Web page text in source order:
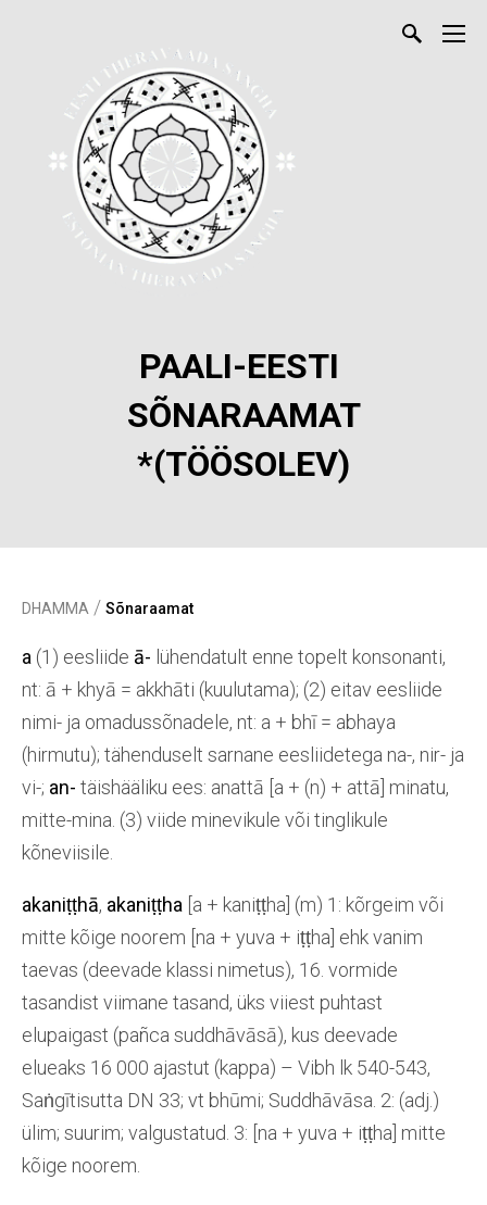
PAALI-EESTI
SÕNARAAMAT
*(TÖÖSOLEV)
DHAMMA / Sõnaraamat
a (1) eesliide ā- lühendatult enne topelt konsonanti,
nt: ā + khyā = akkhāti (kuulutama); (2) eitav eesliide
nimi- ja omadussõnadele, nt: a + bhī = abhaya
(hirmutu); tähenduselt sarnane eesliidetega na-, nir- ja
vi-; an- täishääliku ees: anattā [a + (n) + attā] minatu,
mitte-mina. (3) viide minevikule või tinglikule
kõneviisile.
akaniṭṭhā, akaniṭṭha [a + kaniṭṭha] (m) 1: kõrgeim või
mitte kõige noorem [na + yuva + iṭṭha] ehk vanim
taevas (deevade klassi nimetus), 16. vormide
tasandist viimane tasand, üks viiest puhtast
elupaigast (pañca suddhāvāsā), kus deevade
elueaks 16 000 ajastut (kappa) – Vibh lk 540-543,
Saṅgītisutta DN 33; vt bhūmi; Suddhāvāsa. 2: (adj.)
ülim; suurim; valgustatud. 3: [na + yuva + iṭṭha] mitte
kõige noorem.